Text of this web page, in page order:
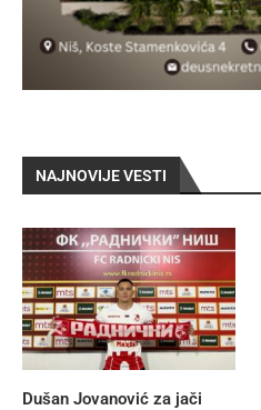
NAJNOVIJE VESTI
Dušan Jovanović za jači